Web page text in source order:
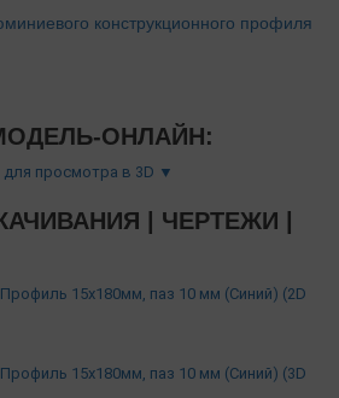
ОНЛАЙН:
просмотра в 3D ▼
| ЧЕРТЕЖИ |
Профиль 15х180мм, паз 10 мм (Синий) (2D
Профиль 15х180мм, паз 10 мм (Синий) (3D